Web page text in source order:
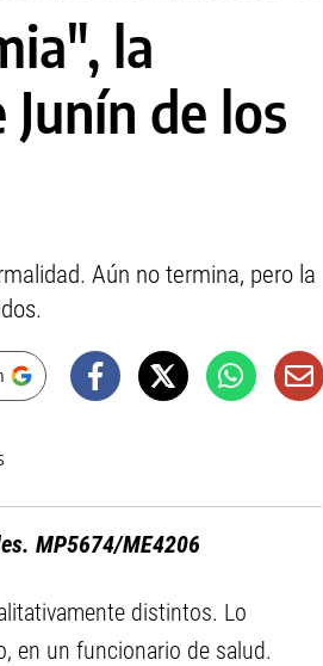
la
de los
Aún no termina, pero la
MP5674/ME4206
distintos. Lo
en un funcionario de salud.